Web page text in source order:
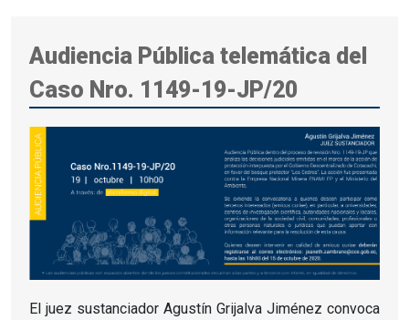
Audiencia Pública telemática del
Caso Nro. 1149-19-JP/20
El juez sustanciador Agustín Grijalva Jiménez convoca